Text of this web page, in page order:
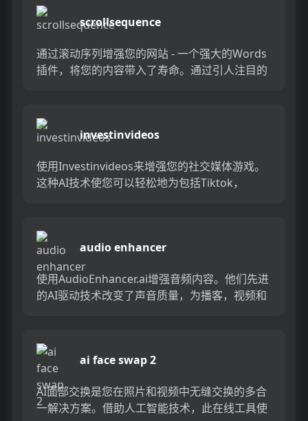
scrollsequence
通过滚动序列增强您的网站 - 一个强大的Words
插件，将您的内容带入了寿命。通过引人注目的
investinvideos
使用Investinvideos来增强您的社交媒体游戏。
这种AI技术使您可以轻松地为包括Tiktok，
audio enhancer
使用AudioEnhancer.ai增强音频内容。他们先进
的AI驱动技术改变了声音质量，为播客，视频和
ai face swap 2
AI面部交换是您在照片和视频中无缝交换的多合
一解决方案。借助人工智能技术，此在线工具使